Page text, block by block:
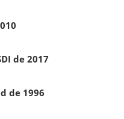
de 2017
de 1996